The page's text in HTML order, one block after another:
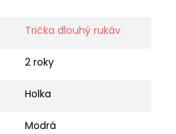
Trička dlouhý rukáv
2 roky
Holka
Modrá